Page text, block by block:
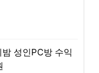
성인PC방 수익